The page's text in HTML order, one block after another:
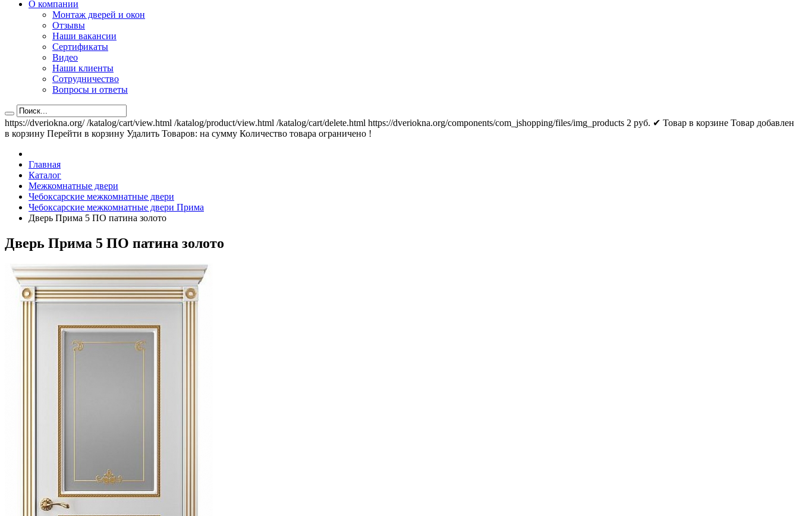
О компании
Монтаж дверей и окон
Отзывы
Наши вакансии
Сертификаты
Видео
Наши клиенты
Сотрудничество
Вопросы и ответы
https://dveriokna.org/ /katalog/cart/view.html /katalog/product/view.html /katalog/cart/delete.html https://dveriokna.org/components/com_jshopping/files/img_products 2 руб. ✔ Товар в корзине Товар добавлен
в корзину Перейти в корзину Удалить Товаров: на сумму Количество товара ограничено !
Главная
Каталог
Межкомнатные двери
Чебоксарские межкомнатные двери
Чебоксарские межкомнатные двери Прима
Дверь Прима 5 ПО патина золото
Дверь Прима 5 ПО патина золото